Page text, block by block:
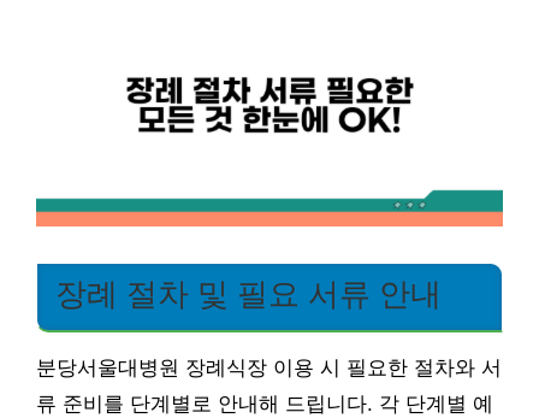
장례 절차 및 필요 서류 안내
분당서울대병원 장례식장 이용 시 필요한 절차와 서
류 준비를 단계별로 안내해 드립니다. 각 단계별 예